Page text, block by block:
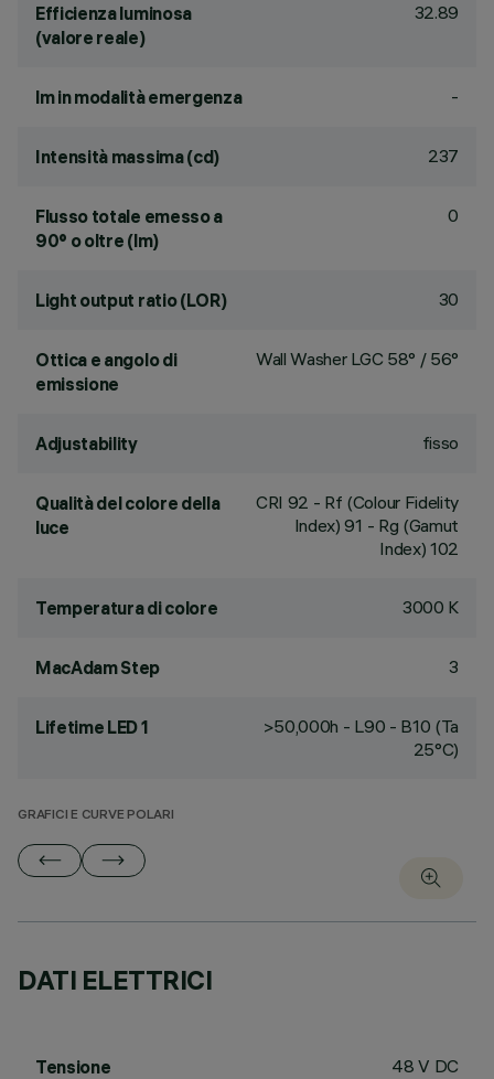
Efficienza luminosa
(valore reale)
32.89
lm in modalità emergenza -
Intensità massima (cd) 237
Flusso totale emesso a
90° o oltre (lm)
0
Light output ratio (LOR) 30
Ottica e angolo di
emissione
Wall Washer LGC 58° / 56°
Adjustability fisso
Qualità del colore della
luce
CRI 92 - Rf (Colour Fidelity
Index) 91 - Rg (Gamut
Index) 102
Temperatura di colore 3000 K
MacAdam Step 3
Lifetime LED 1
>50,000h - L90 - B10 (Ta
25°C)
GRAFICI E CURVE POLARI
DATI ELETTRICI
Tensione 48 V DC